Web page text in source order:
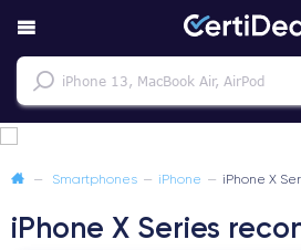
— Smartphones — iPhone — iPhone X
iPhone X Series